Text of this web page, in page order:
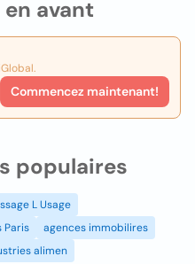
avant
Commencez maintenant!
populaires
L Usage
Paris
agences immobilires
alimen